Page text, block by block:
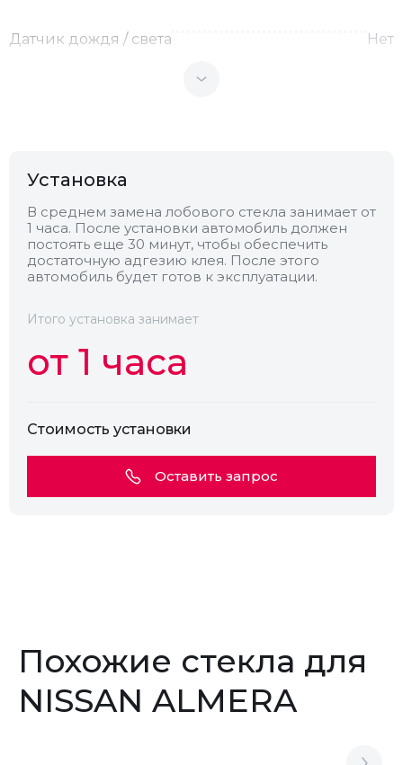
Датчик дождя / света Нет
Обогрев
Установка
В среднем замена лобового стекла занимает от
1 часа. После установки автомобиль должен
постоять еще 30 минут, чтобы обеспечить
достаточную адгезию клея. После этого
автомобиль будет готов к эксплуатации.
Итого установка занимает
от 1 часа
Стоимость установки
Оставить запрос
Похожие стекла для
NISSAN ALMERA